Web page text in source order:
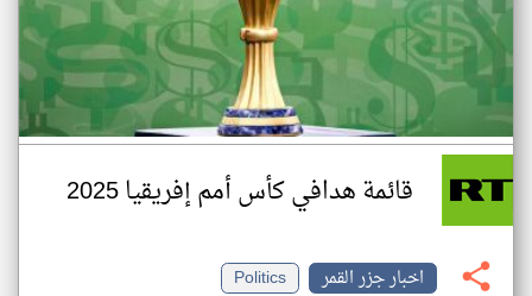
قائمة هدافي كأس أمم إفريقيا 2025
اخبار جزر القمر
Politics